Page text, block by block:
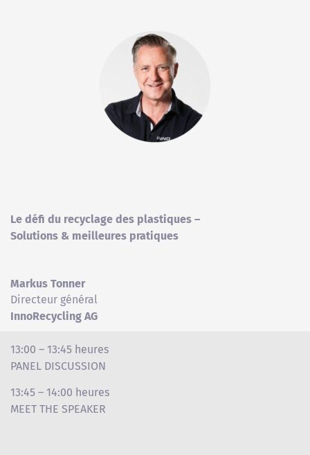
Le défi du recyclage des plastiques –
Solutions & meilleures pratiques
Markus Tonner
Directeur général
InnoRecycling AG
13:00 – 13:45 heures
PANEL DISCUSSION
13:45 – 14:00 heures
MEET THE SPEAKER